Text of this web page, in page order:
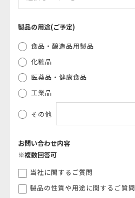
製品の用途(ご予定)
食品・醸造品用製品
化粧品
医薬品・健康食品
工業品
その他
お問い合わせ内容
※複数回答可
当社に関するご質問
製品の性質や用途に関するご質問